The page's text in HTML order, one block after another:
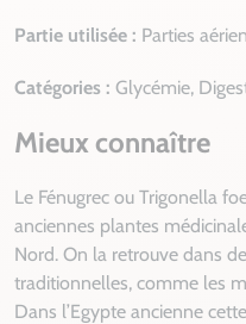
Partie utilisée : Parties
Catégories : Glycémie,
Mieux connaître
Le Fénugrec ou Trigonella
anciennes plantes
Nord. On la retrouve dans
traditionnelles, comme les
Dans l’Egypte ancienne